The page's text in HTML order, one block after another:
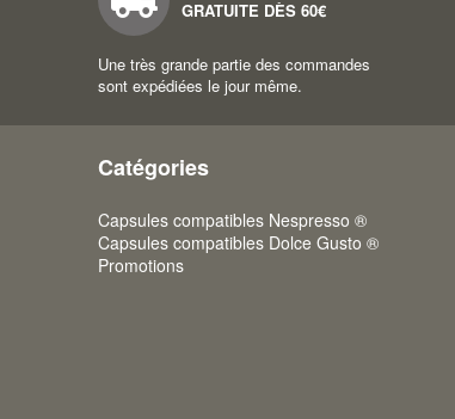
GRATUITE DÈS 60€
Une très grande partie des commandes
sont expédiées le jour même.
Catégories
Capsules compatibles Nespresso ®
Capsules compatibles Dolce Gusto ®
Promotions